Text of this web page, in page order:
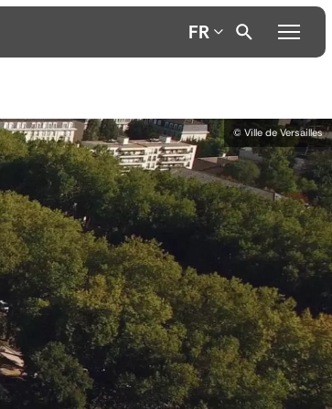
FR
© Ville de Versailles